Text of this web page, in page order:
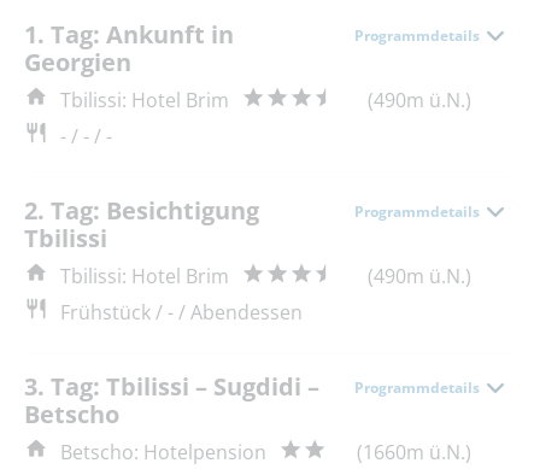
1. Tag: Ankunft in
Georgien
Programmdetails
Tbilissi: Hotel Brim
(490m ü.N.)
- / - / -
2. Tag: Besichtigung
Tbilissi
Programmdetails
Tbilissi: Hotel Brim
(490m ü.N.)
Frühstück / - / Abendessen
3. Tag: Tbilissi – Sugdidi –
Betscho
Programmdetails
Betscho: Hotelpension
(1660m ü.N.)